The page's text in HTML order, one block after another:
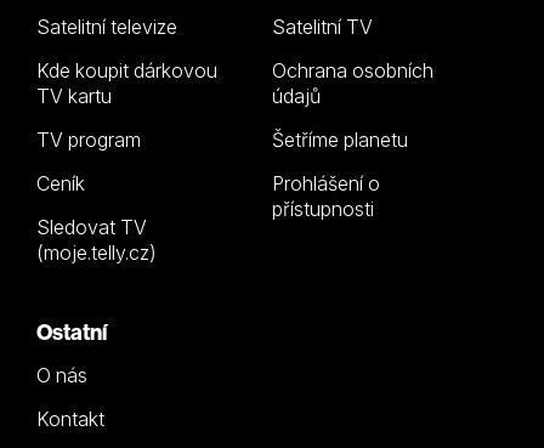
Satelitní televize
Kde koupit dárkovou
TV kartu
TV program
Ceník
Sledovat TV
(moje.telly.cz)
Satelitní TV
Ochrana osobních
údajů
Šetříme planetu
Prohlášení o
přístupnosti
Ostatní
O nás
Kontakt